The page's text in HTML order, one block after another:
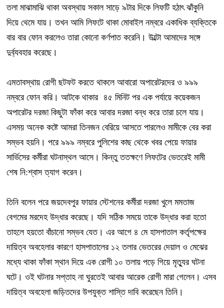
তলা মাঝামাঝি থাকা অবস্থায় সকাল সাড়ে ৯টার দিকে লিফটি হঠাৎ ঝাঁকুনি
দিয়ে থেমে যায়। তখন আমি লিফটে থাকা মোবাইল নম্বরে একাধিক ব্যক্তিকে
বার বার ফোন করলেও তারা কোনো কর্ণপাত করেনি। উল্টো আমাদের সঙ্গে
দুর্ব্যবহার করেছে।
এমতাবস্থায় রোগী ছটফট করতে থাকলে আবারো অপারেটরদের ও ৯৯৯
নম্বরে ফোন করি। আটকে থাকার ৪৫ মিনিট পর এক পর্যায়ে কয়েকজন
অপারেটর দরজা কিছুটা ফাঁকা করে আবার দরজা বন্ধ করে তারা চলে যায়।
এসময় অনেক কষ্টে আমরা তিনজন বেরিয়ে আসতে পারলেও মামীকে বের করা
সম্ভব হয়নি। পরে ৯৯৯ নম্বরে পুলিশের কাছ থেকে খবর পেয়ে ফায়ার
সার্ভিসের কর্মীরা ঘটনাস্থল আসে। কিন্তু ততক্ষণে লিফটের ভেতরেই মামী
শেষ নি:শ্বাস ত্যাগ করেন।
তিনি বলেন পরে জয়দেবপুর ফায়ার স্টেশনের কর্মীরা দরজা খুলে মমতাজ
বেগমের মরদেহ উদ্ধার করেছে। যদি সঠিক সময়ে তাকে উদ্ধার করা হতো
তাহলে হয়তো বাঁচানো সম্ভব যেত। এর আগে ৪ মে হাসপাতাল কর্তৃপক্ষের
দায়িত্ব অবহেলার কারণে হাসপাতালের ১২ তলার ভেতরের দেয়াল ও মেঝের
মধ্যে থাকা ফাঁকা স্থান দিয়ে এক রোগী ১০ তলায় পড়ে গিয়ে মৃত্যুর ঘটনা
ঘটে। ওই ঘটনার সপ্তাহ না ঘুরতেই আবার আরেক রোগী মারা গেলেন। এসব
দায়িত্ব অবহেলা জড়িতদের উপযুক্ত শাস্তি দাবি করেছেন তিনি।